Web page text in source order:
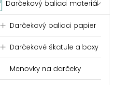
Darčekový baliaci materiál
Darčekový baliaci papier
Darčekové škatule a boxy
Menovky na darčeky